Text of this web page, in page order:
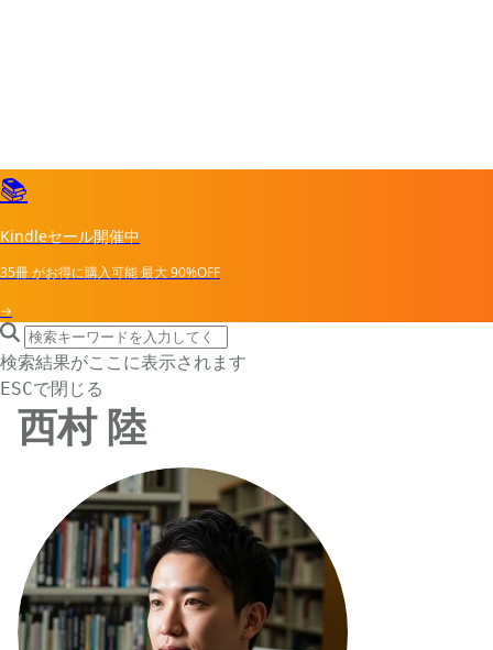
📚
Kindleセール開催中
35冊がお得に購入可能最大90%OFF
→
search icon
サイト内検索
検索結果がここに表示されます
ESCで閉じる
西村 陸